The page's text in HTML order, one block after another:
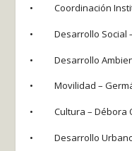
• Coordinación
• Desarrollo Social –
• Desarrollo
• Movilidad –
• Cultura – Débora
• Desarrollo Urbano